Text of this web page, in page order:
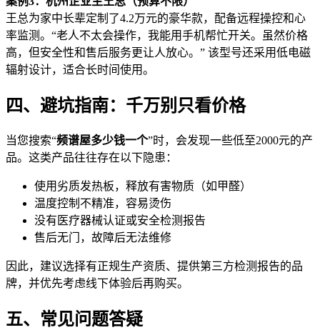
王总为家中长辈定制了4.2万元的豪华款，配备远程操控和心
率监测。“老人不太会操作，我能用手机帮忙开关。虽然价格
高，但安全性和售后服务更让人放心。” 该型号还采用低电磁
辐射设计，适合长时间使用。
四、避坑指南：千万别只看价格
当您搜索“频谱屋多少钱一个”时，会发现一些低至2000元的产
品。这类产品往往存在以下隐患：
使用劣质发热板，释放有害物质（如甲醛）
温度控制不精准，容易烫伤
没有医疗器械认证或安全检测报告
售后无门，故障后无法维修
因此，建议选择有正规生产资质、提供第三方检测报告的品
牌，并优先考虑线下体验后再购买。
五、常见问题答疑